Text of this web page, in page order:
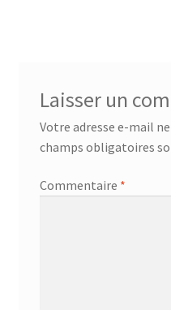
Laisser un
Votre adresse e-mail
champs obligatoires
Commentaire *